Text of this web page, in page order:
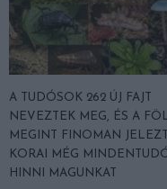
A TUDÓSOK 262 ÚJ FAJT
NEVEZTEK MEG, ÉS A
MEGINT FINOMAN
KORAI MÉG
HINNI MAGUNKAT